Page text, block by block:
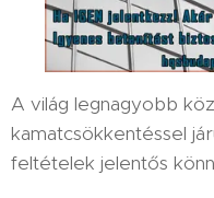
A világ legnagyobb
kamatcsökkentéssel
feltételek jelentős